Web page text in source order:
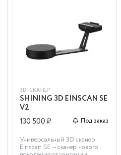
3D-СКАНЕР
SHINING 3D EINSCAN SE
V2
130 500 ₽
Под заказ
Универсальный 3D сканер
Einscan SE — сканер нового